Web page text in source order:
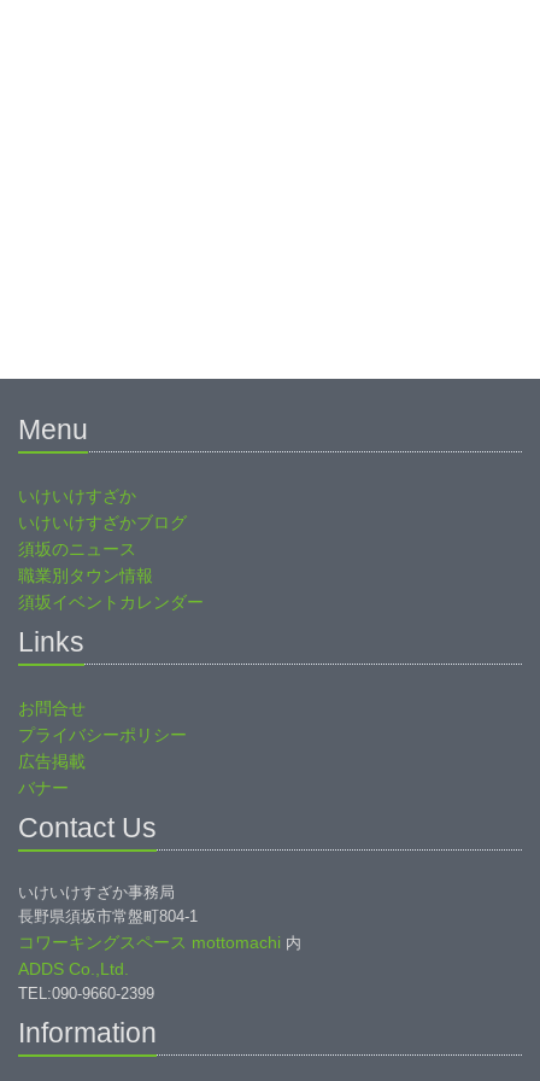
Menu
いけいけすざか
いけいけすざかブログ
須坂のニュース
職業別タウン情報
須坂イベントカレンダー
Links
お問合せ
プライバシーポリシー
広告掲載
バナー
Contact Us
いけいけすざか事務局
長野県須坂市常盤町804-1
コワーキングスペース mottomachi 内
ADDS Co.,Ltd.
TEL:090-9660-2399
Information